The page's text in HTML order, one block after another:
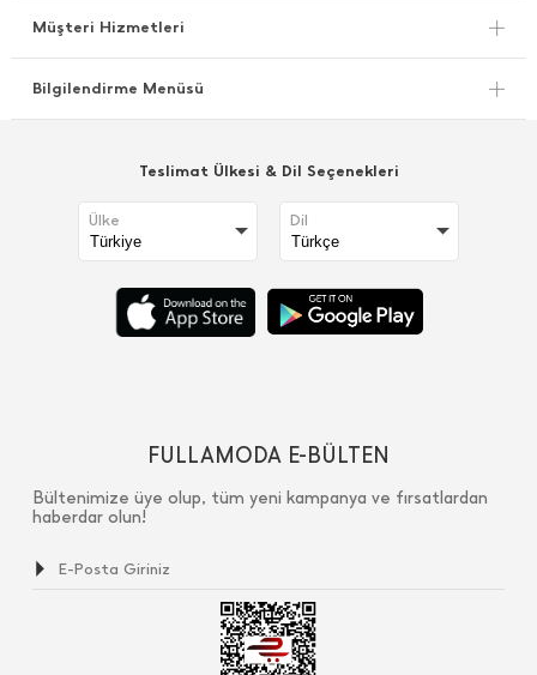
Müşteri Hizmetleri
Bilgilendirme Menüsü
Teslimat Ülkesi & Dil Seçenekleri
Ülke Dil
FULLAMODA E-BÜLTEN
Bültenimize üye olup, tüm yeni kampanya ve fırsatlardan
haberdar olun!